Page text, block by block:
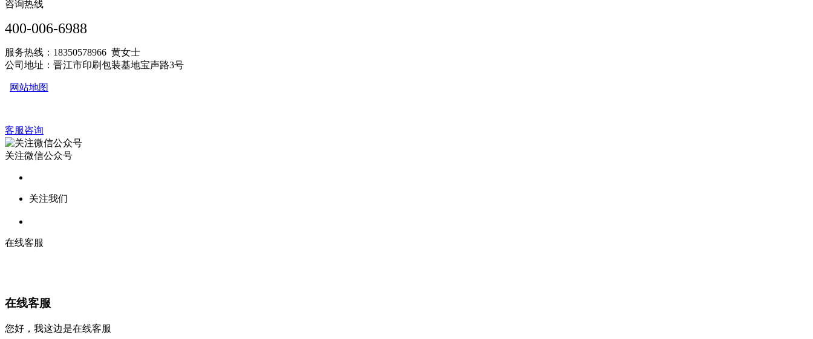
咨询热线
400-006-6988
服务热线：18350578966 黄女士
公司地址：晋江市印刷包装基地宝声路3号
网站地图
客服咨询
关注微信公众号
关注我们
在线客服
在线客服
您好，我这边是在线客服